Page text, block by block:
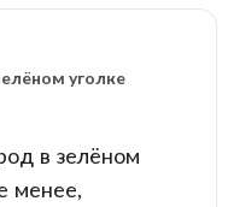
уголке
в зелёном
менее,